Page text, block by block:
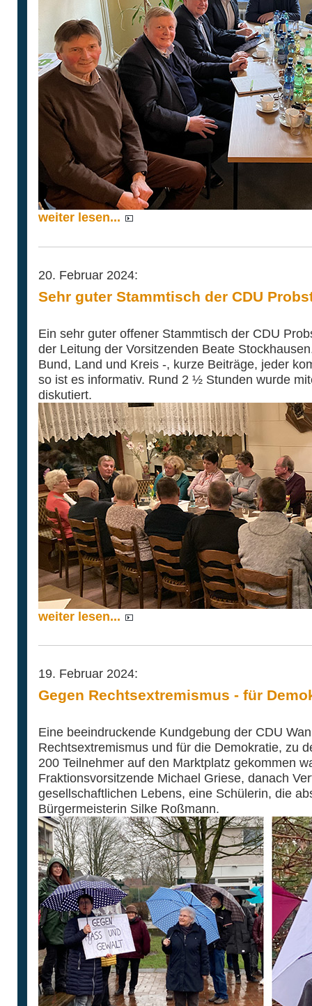
weiter lesen...
20. Februar 2024:
Sehr guter Stammtisch der CDU
Ein sehr guter offener Stammtisch der CDU
der Leitung der Vorsitzenden Beate
Bund, Land und Kreis -, kurze Beiträge, jeder
so ist es informativ. Rund 2 ½ Stunden wurde
diskutiert.
weiter lesen...
19. Februar 2024:
Gegen Rechtsextremismus - für
Eine beeindruckende Kundgebung der CDU
Rechtsextremismus und für die Demokratie, zu
200 Teilnehmer auf den Marktplatz gekommen
Fraktionsvorsitzende Michael Griese, danach
gesellschaftlichen Lebens, eine Schülerin, die
Bürgermeisterin Silke Roßmann.